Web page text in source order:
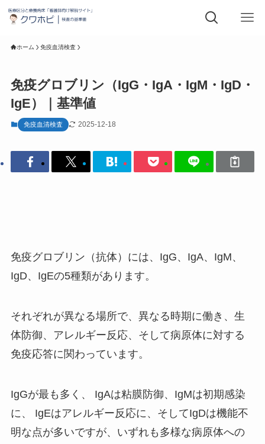
ホーム 免疫血清検査
免疫グロブリン（IgG・IgA・IgM・IgD・
IgE）｜基準値
免疫血清検査 2025-12-18
免疫グロブリン（抗体）には、IgG、IgA、IgM、
IgD、IgEの5種類があります。
それぞれが異なる場所で、異なる時期に働き、生
体防御、アレルギー反応、そして病原体に対する
免疫応答に関わっています。
IgGが最も多く、 IgAは粘膜防御、IgMは初期感染
に、 IgEはアレルギー反応に、そしてIgDは機能不
明な点が多いですが、いずれも多様な病原体への